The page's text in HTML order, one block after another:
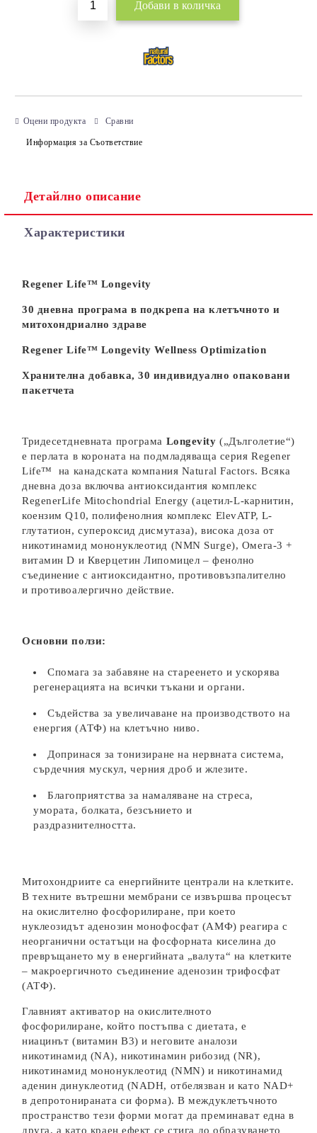
Оцени продукта Сравни
Информация за Съответствие
Детайлно описание
Характеристики
Rеgener Life™ Longevity
30 дневна програма в подкрепа на клетъчното и
митохондриално здраве
Rеgener Life™ Longevity Wellness Optimization
Хранителна добавка, 30 индивидуално опаковани
пакетчета
Тридесетдневната програма Longevity(„Дълголетие“)
е перлата в короната на подмладяваща серия Rеgener
Life™
на канадската компания Natural Factors. Всяка
дневна доза включва антиоксидантия комплекс
RegenerLife Mitochondrial Energy (ацетил-L-карнитин,
коензим Q10, полифенолния комплекс ElevATP, L-
глутатион, супероксид дисмутаза), висока доза от
никотинамид мононуклеотид (NMN Surge), Омега-3 +
витамин D и Кверцетин Липомицел – фенолно
съединение с антиоксидантно, противовъзпалително
и противоалергично действие.
Основни ползи:
Спомага за забавяне на стареенето и ускорява
регенерацията на всички тъкани и органи.
Съдейства за увеличаване на производството на
енергия (АТФ) на клетъчно ниво.
Допринася за тонизиране на нервната система,
сърдечния мускул, черния дроб и жлезите.
Благоприятства за намаляване на стреса,
умората, болката, безсънието и
раздразнителността.
Митохондриите са енергийните централи на клетките.
В техните вътрешни мембрани се извършва процесът
на окислително фосфорилиране, при което
нуклеозидът аденозин монофосфат (АМФ) реагира с
неорганични остатъци на фосфорната киселина до
превръщането му в енергийната „валута“ на клетките
– макроергичното съединение аденозин трифосфат
(АТФ).
Главният активатор на окислителното
фосфорилиране, който постъпва с диетата, е
ниацинът (витамин В3) и неговите аналози
никотинамид (NA), никотинамин рибозид (NR),
никотинамид мононуклеотид (NMN) и никотинамид
аденин динуклеотид (NADH, отбелязван и като NAD+
в депротонираната си форма). В междуклетъчното
пространство тези форми могат да преминават една в
друга, а като краен ефект се стига до образуването